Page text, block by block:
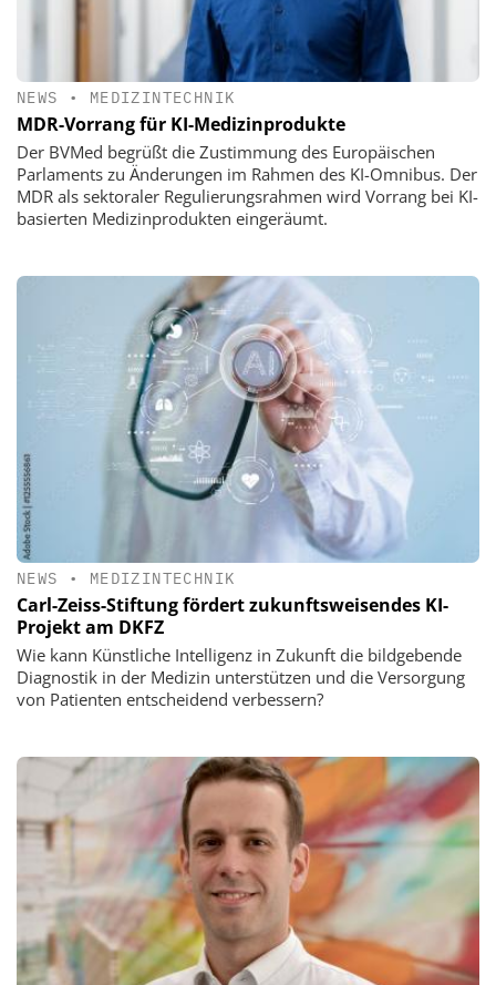
NEWS • MEDIZINTECHNIK
MDR-Vorrang für KI-Medizinprodukte
Der BVMed begrüßt die Zustimmung des Europäischen
Parlaments zu Änderungen im Rahmen des KI-Omnibus. Der
MDR als sektoraler Regulierungsrahmen wird Vorrang bei KI-
basierten Medizinprodukten eingeräumt.
NEWS • MEDIZINTECHNIK
Carl-Zeiss-Stiftung fördert zukunftsweisendes KI-
Projekt am DKFZ
Wie kann Künstliche Intelligenz in Zukunft die bildgebende
Diagnostik in der Medizin unterstützen und die Versorgung
von Patienten entscheidend verbessern?